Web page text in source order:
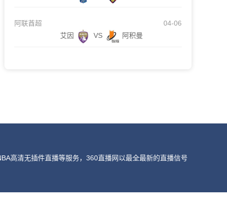
阿联酋超
04-06
艾因
VS 阿积曼
高清无插件直播等服务，360直播网以最全最新的直播信号